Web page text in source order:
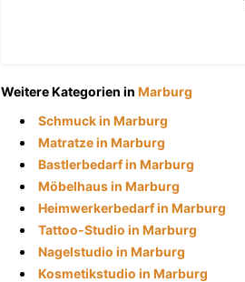
Weitere Kategorien in Marburg
Schmuck in Marburg
Matratze in Marburg
Bastlerbedarf in Marburg
Möbelhaus in Marburg
Heimwerkerbedarf in Marburg
Tattoo-Studio in Marburg
Nagelstudio in Marburg
Kosmetikstudio in Marburg